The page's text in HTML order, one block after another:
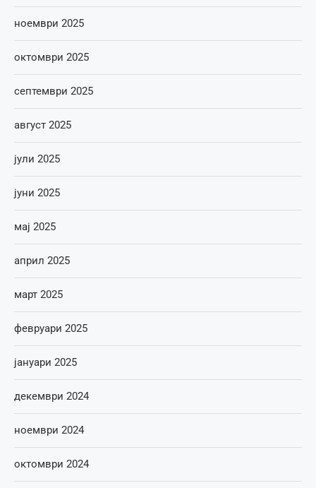
ноември 2025
октомври 2025
септември 2025
август 2025
јули 2025
јуни 2025
мај 2025
април 2025
март 2025
февруари 2025
јануари 2025
декември 2024
ноември 2024
октомври 2024